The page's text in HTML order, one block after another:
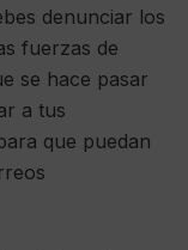
denunciar los
fuerzas de
se hace pasar
a tus
que puedan